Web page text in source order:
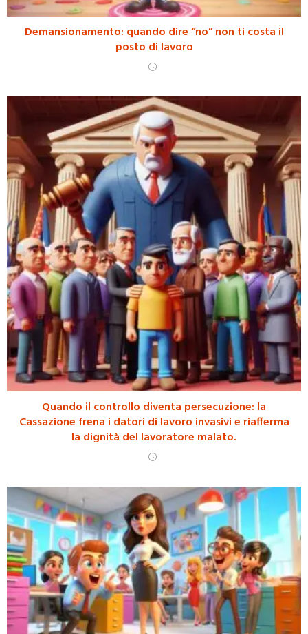
Demansionamento: quando dire “no” non ti costa il
posto di lavoro
Quando il controllo diventa persecuzione: la
Cassazione frena i datori di lavoro invasivi e riafferma
la dignità del lavoratore malato.